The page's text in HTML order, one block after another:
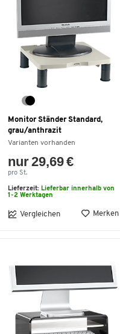
Monitor Ständer Standard,
grau/anthrazit
Varianten vorhanden
nur 29,69 €
pro St.
Lieferzeit: Lieferbar innerhalb von
1-2 Werktagen
Vergleichen Merken